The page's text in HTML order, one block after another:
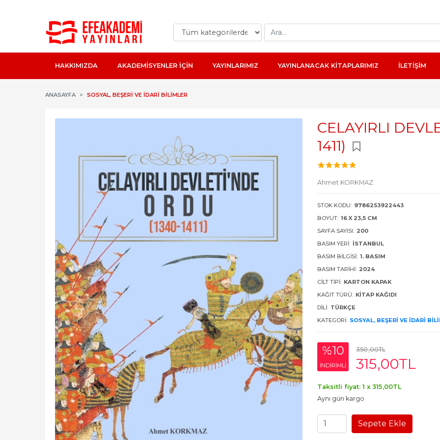
HAKKIMIZDA AKADEMİSYENLER İÇİN YAYINLARIMIZ YAYINLANACAK KİTAPLARIMIZ İLETİŞİM
ANASAYFA SOSYAL, BEŞERI VE İDARI BILIMLER
CELAYIRLI
1411)
Ahmet KORKMAZ
STOK KODU: 9786253922443
BOYUT: 16 X 23,5 CM
SAYFA SAYISI: 200
BASIM YERI: İSTANBUL
BASIM BILGISI: 1. BASIM
BASIM TARIHI: 2024
CILT TIPI: KARTON KAPAK
KAĞIT TÜRÜ: KITAP KAĞIDI
DILI: TÜRKÇE
KATEGORI: SOSYAL, BEŞERI VE İDARI
%10
INDIRIMLI
350,00TL
315,00TL
Taksitli fiyat: 1 x 315,00TL
Aynı gün kargo
Sepete Ekle